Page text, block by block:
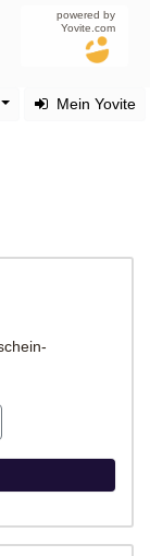
powered by
Yovite.com
Mein Yovite